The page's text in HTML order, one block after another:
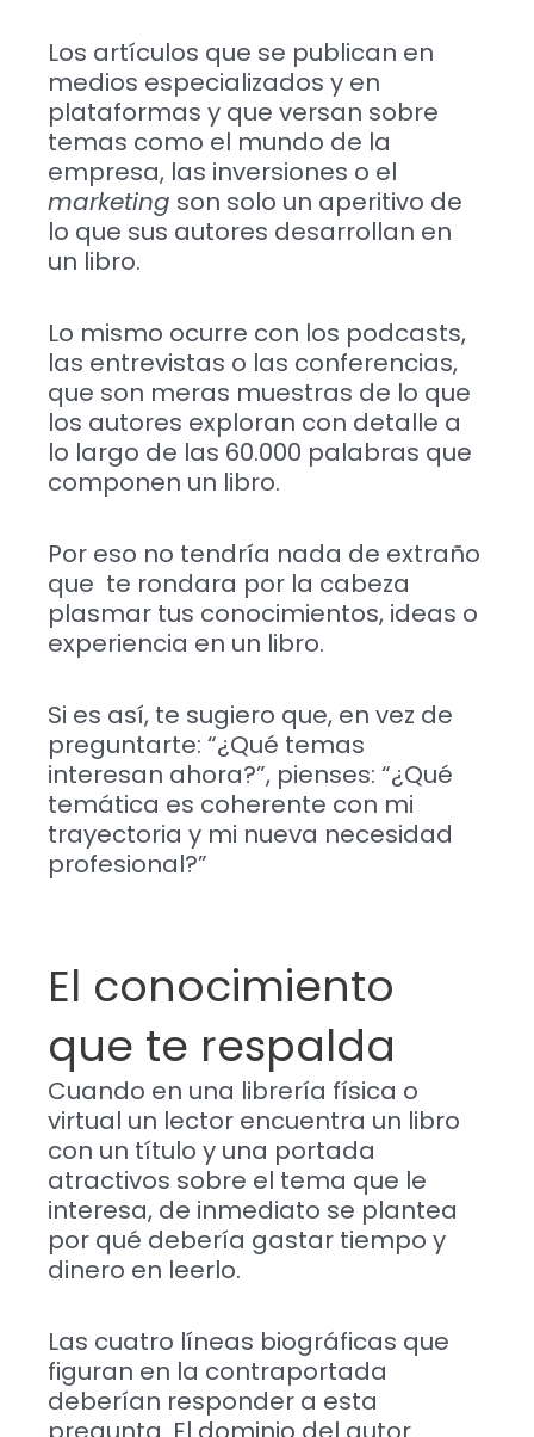
Los artículos que se publican en
medios especializados y en
plataformas y que versan sobre
temas como el mundo de la
empresa, las inversiones o el
marketing son solo un aperitivo de
lo que sus autores desarrollan en
un libro.
Lo mismo ocurre con los podcasts,
las entrevistas o las conferencias,
que son meras muestras de lo que
los autores exploran con detalle a
lo largo de las 60.000 palabras que
componen un libro.
Por eso no tendría nada de extraño
que te rondara por la cabeza
plasmar tus conocimientos, ideas o
experiencia en un libro.
Si es así, te sugiero que, en vez de
preguntarte: “¿Qué temas
interesan ahora?”, pienses: “¿Qué
temática es coherente con mi
trayectoria y mi nueva necesidad
profesional?”
El conocimiento
que te respalda
Cuando en una librería física o
virtual un lector encuentra un libro
con un título y una portada
atractivos sobre el tema que le
interesa, de inmediato se plantea
por qué debería gastar tiempo y
dinero en leerlo.
Las cuatro líneas biográficas que
figuran en la contraportada
deberían responder a esta